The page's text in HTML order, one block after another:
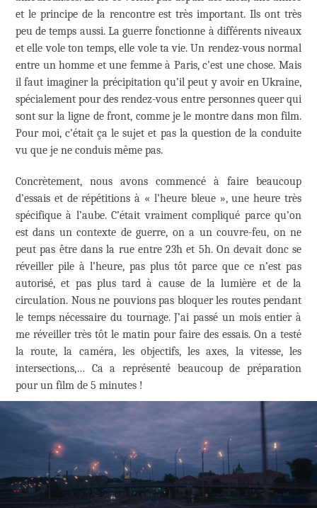
et le principe de la rencontre est très important. Ils ont très
peu de temps aussi. La guerre fonctionne à différents niveaux
et elle vole ton temps, elle vole ta vie. Un rendez-vous normal
entre un homme et une femme à Paris, c’est une chose. Mais
il faut imaginer la précipitation qu’il peut y avoir en Ukraine,
spécialement pour des rendez-vous entre personnes queer qui
sont sur la ligne de front, comme je le montre dans mon film.
Pour moi, c’était ça le sujet et pas la question de la conduite
vu que je ne conduis même pas.
Concrètement, nous avons commencé à faire beaucoup
d’essais et de répétitions à « l’heure bleue », une heure très
spécifique à l’aube. C’était vraiment compliqué parce qu’on
est dans un contexte de guerre, on a un couvre-feu, on ne
peut pas être dans la rue entre 23h et 5h. On devait donc se
réveiller pile à l’heure, pas plus tôt parce que ce n’est pas
autorisé, et pas plus tard à cause de la lumière et de la
circulation. Nous ne pouvions pas bloquer les routes pendant
le temps nécessaire du tournage. J’ai passé un mois entier à
me réveiller très tôt le matin pour faire des essais. On a testé
la route, la caméra, les objectifs, les axes, la vitesse, les
intersections,… Ca a représenté beaucoup de préparation
pour un film de 5 minutes !